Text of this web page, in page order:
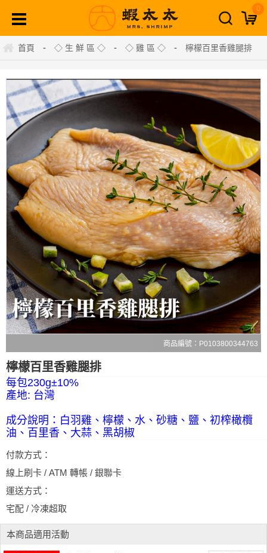
0
首頁 - ◇ 生 鮮 區 ◇ - ◇ 雞 區 ◇ - 檸檬百里香雞腿排
商品編號：P0103800344763
檸檬百里香雞腿排
每包230g±10%
產地: 台灣
成分說明：白羽雞、檸檬、水、砂糖、鹽、初榨橄欖
油、百里香、大蒜、黑胡椒
付款方式：
線上刷卡 / ATM 轉帳 / 銀聯卡
運送方式：
宅配 / 冷凍超取
本商品適用活動